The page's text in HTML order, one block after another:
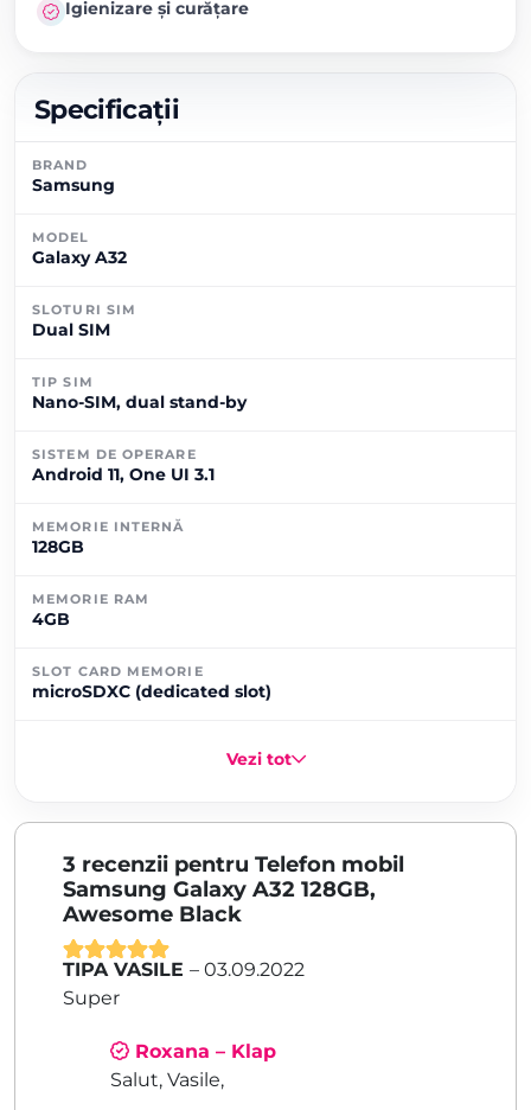
Igienizare și curățare
Specificații
BRAND
Samsung
MODEL
Galaxy A32
SLOTURI SIM
Dual SIM
TIP SIM
Nano-SIM, dual stand-by
SISTEM DE OPERARE
Android 11, One UI 3.1
MEMORIE INTERNĂ
128GB
MEMORIE RAM
4GB
SLOT CARD MEMORIE
microSDXC (dedicated slot)
Vezi tot
3 recenzii pentru Telefon mobil
Samsung Galaxy A32 128GB,
Awesome Black
Evaluat la5
din 5
TIPA VASILE – 03.09.2022
Super
Roxana – Klap
Salut, Vasile,